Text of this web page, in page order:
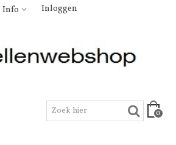
Info Inloggen
0